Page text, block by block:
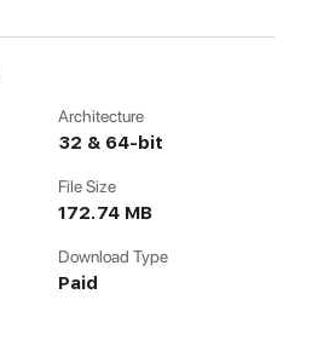
Architecture
32 & 64-bit
File Size
172.74 MB
Download Type
Paid